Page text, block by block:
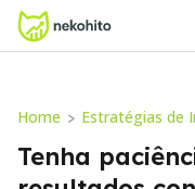
Home > Estratégias de
Tenha